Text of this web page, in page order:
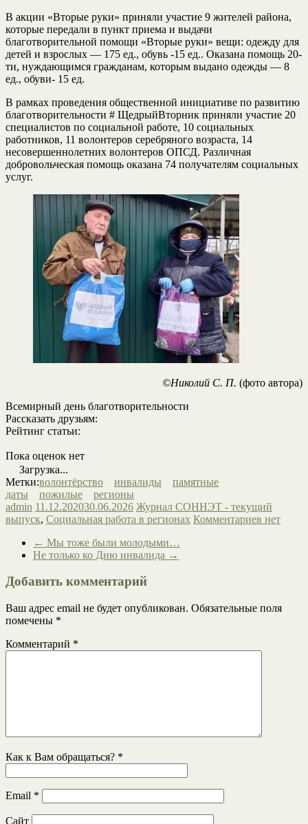
В акции «Вторые руки» приняли участие 9 жителей района,
которые передали в пункт приема и выдачи
благотворительной помощи «Вторые руки» вещи: одежду для
детей и взрослых — 175 ед., обувь -15 ед.. Оказана помощь 20-
ти, нуждающимся гражданам, которым выдано одежды — 8
ед., обуви- 15 ед.
В рамках проведения общественной инициативе по развитию
благотворительности # ЩедрыйВторник приняли участие 20
специалистов по социальной работе, 10 социальных
работников, 11 волонтеров серебряного возраста, 14
несовершеннолетних волонтеров ОПСД. Различная
добровольческая помощь оказана 74 получателям социальных
услуг.
©Николий С. П. (фото автора)
Всемирный день благотворительности
Рассказать друзьям:
Рейтинг статьи:
Пока оценок нет
Загрузка...
Метки:волонтёрство инвалиды
памятные
даты
пожилые
регионы
admin 11.12.202030.06.2026 Журнал СОННЭТ - текущий
выпуск, Социальная работа в регионах Комментариев нет
← Мы тоже были молодыми…
Не только ко Дню инвалида →
Добавить комментарий
Ваш адрес email не будет опубликован. Обязательные поля
помечены *
Комментарий *
Как к Вам обращаться? *
Email *
Сайт